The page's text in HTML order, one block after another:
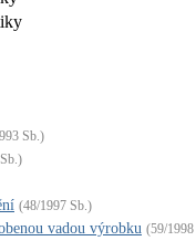
Sb.)
(48/1997 Sb.)
vadou výrobku (59/